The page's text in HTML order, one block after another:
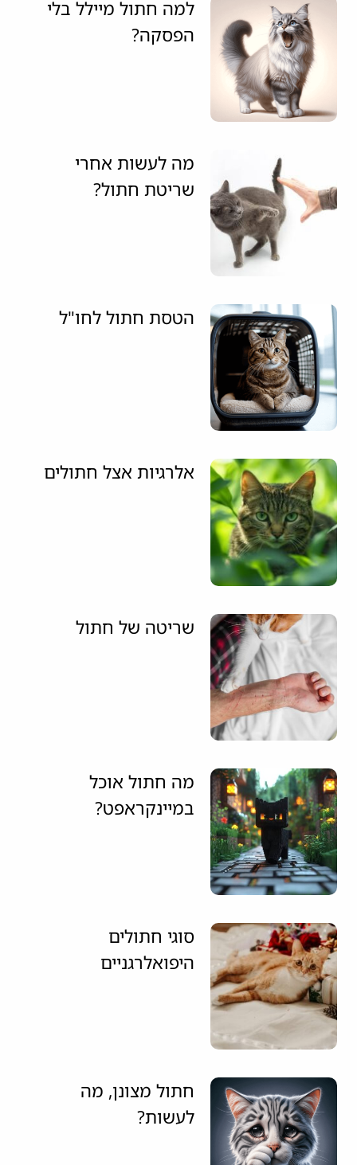
למה חתול מיילל בלי
הפסקה?
מה לעשות אחרי
שריטת חתול?
הטסת חתול לחו"ל
אלרגיות אצל חתולים
שריטה של חתול
מה חתול אוכל
במיינקראפט?
סוגי חתולים
היפואלרגניים
חתול מצונן, מה
לעשות?